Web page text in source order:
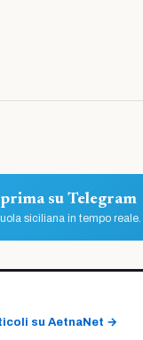
su Telegram
siciliana in tempo reale.
su AetnaNet →